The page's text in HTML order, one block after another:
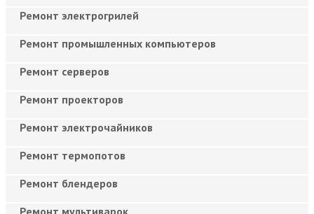
Ремонт электрогрилей
Ремонт промышленных компьютеров
Ремонт серверов
Ремонт проекторов
Ремонт электрочайников
Ремонт термопотов
Ремонт блендеров
Ремонт мультиварок